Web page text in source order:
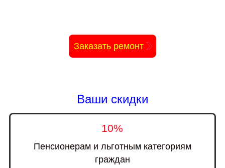
Пылесосы
Музыкальные центры
Заказать ремонт
Ваши скидки
10%
Пенсионерам и льготным категориям
граждан